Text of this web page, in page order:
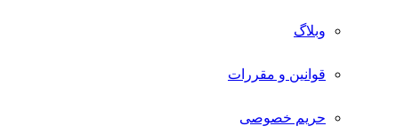
وبلاگ
قوانین و مقررات
حریم خصوصی